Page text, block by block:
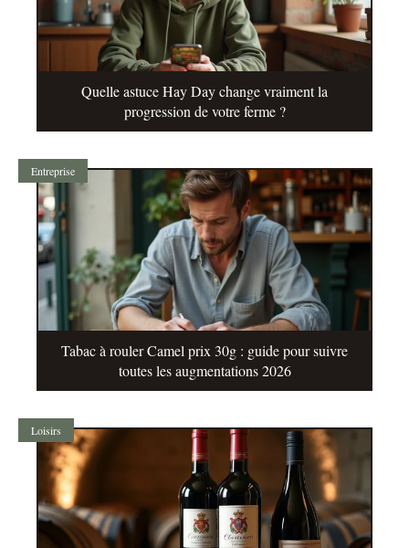
Quelle astuce Hay Day change vraiment la
progression de votre ferme ?
Entreprise
Tabac à rouler Camel prix 30g : guide pour suivre
toutes les augmentations 2026
Loisirs